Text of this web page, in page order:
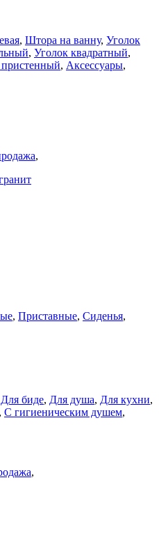
, Штора на ванну, Уголок
, Уголок квадратный,
, Аксессуары,
,
, Приставные, Сиденья,
Для биде, Для душа, Для кухни,
, C гигиеническим душем,
,